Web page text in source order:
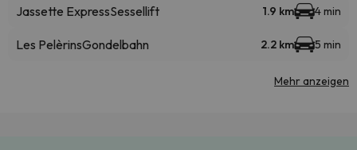
Jassette ExpressSessellift 1.9 km 4 min
Les PelèrinsGondelbahn 2.2 km 5 min
Mehr anzeigen